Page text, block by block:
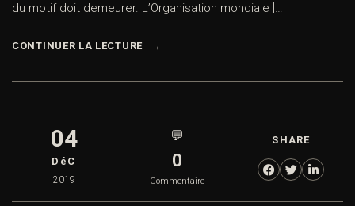
du motif doit demeurer. L’Organisation mondiale […]
CONTINUER LA LECTURE
04
DéC
2019
💬
0
Commentaire
SHARE